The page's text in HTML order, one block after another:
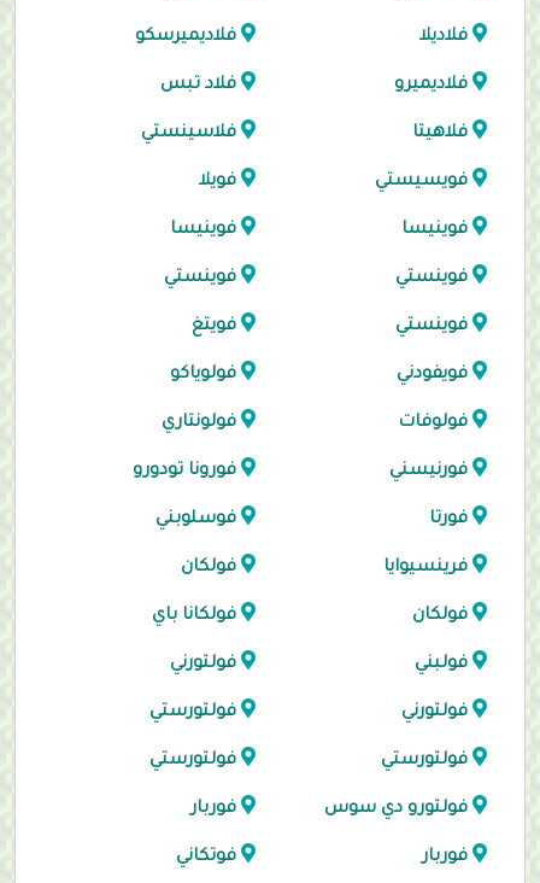
فلاديلا فلاديميرسكو
فلاديميرو فلاد تبس
فلاهيتا فلاسينستي
فويسيستي فويلا
فوينيسا فوينيسا
فوينستي فوينستي
فوينستي فويتغ
فويفودني فولوياكو
فولوفات فولونتاري
فورنيسني فورونا تودورو
فورتا فوسلوبني
فرينسيوايا فولكان
فولكان فولكانا باي
فولبني فولتورني
فولتورني فولتورستي
فولتورستي فولتورستي
فولتورو دي سوس فوربار
فوربار فوتكاني